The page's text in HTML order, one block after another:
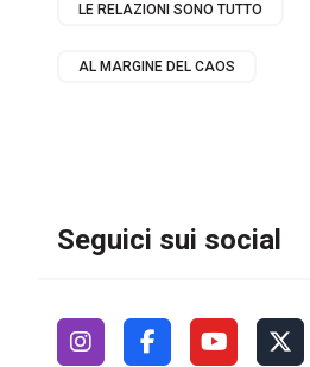
LE RELAZIONI SONO TUTTO
AL MARGINE DEL CAOS
Seguici sui social